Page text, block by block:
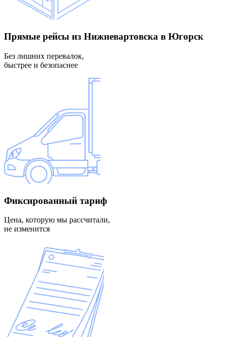
Прямые рейсы из Нижневартовска в Югорск
Без лишних перевалок,
быстрее и безопаснее
Фиксированный тариф
Цена, которую мы рассчитали,
не изменится